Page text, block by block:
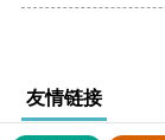
友情链接